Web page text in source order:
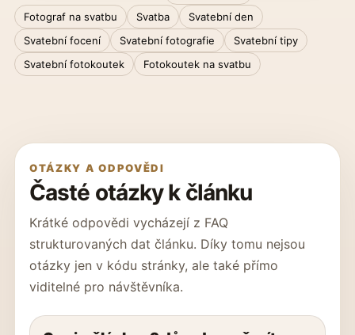
Fotograf na svatbu
Svatba
Svatební den
Svatební focení
Svatební fotografie
Svatební tipy
Svatební fotokoutek
Fotokoutek na svatbu
OTÁZKY A ODPOVĚDI
Časté otázky k článku
Krátké odpovědi vycházejí z FAQ
strukturovaných dat článku. Díky tomu nejsou
otázky jen v kódu stránky, ale také přímo
viditelné pro návštěvníka.